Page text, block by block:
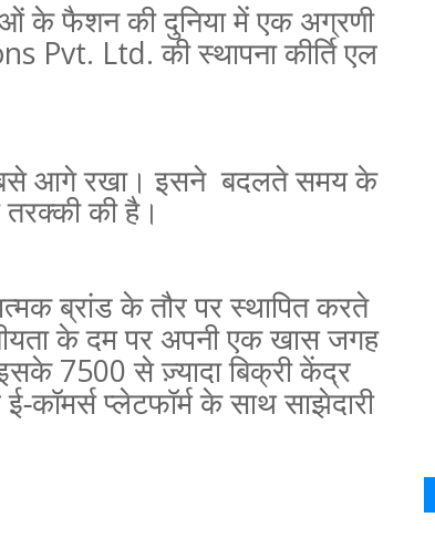
के फैशन की दुनिया में एक अग्रणी
Pvt. Ltd. की स्‍थापना कीर्ति एल
आगे रखा। इसने बदलते समय के
की है।
ब्रांड के तौर पर स्थापित करते
के दम पर अपनी एक खास जगह
इसके7500से ज़्यादा बिक्री केंद्र
प्लेटफॉर्म के साथ साझेदारी